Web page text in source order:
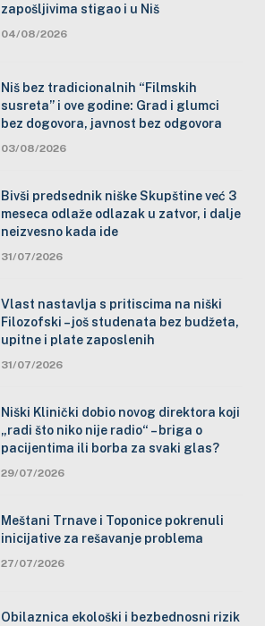
zapošljivima stigao i u Niš
04/08/2026
Niš bez tradicionalnih “Filmskih
susreta” i ove godine: Grad i glumci
bez dogovora, javnost bez odgovora
03/08/2026
Bivši predsednik niške Skupštine već 3
meseca odlaže odlazak u zatvor, i dalje
neizvesno kada ide
31/07/2026
Vlast nastavlja s pritiscima na niški
Filozofski – još studenata bez budžeta,
upitne i plate zaposlenih
31/07/2026
Niški Klinički dobio novog direktora koji
„radi što niko nije radio“ – briga o
pacijentima ili borba za svaki glas?
29/07/2026
Meštani Trnave i Toponice pokrenuli
inicijative za rešavanje problema
27/07/2026
Obilaznica ekološki i bezbednosni rizik